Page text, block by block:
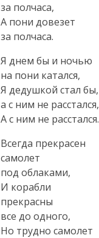
за полчаса,
А пони довезет
за полчаса.
Я днем бы и ночью
на пони катался,
Я дедушкой стал бы,
а с ним не расстался,
А с ним не расстался.
Всегда прекрасен
самолет
под облаками,
И корабли
прекрасны
все до одного,
Но трудно самолет